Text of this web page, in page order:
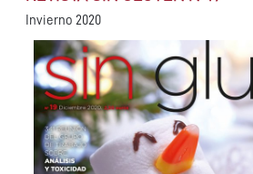
Invierno 2020